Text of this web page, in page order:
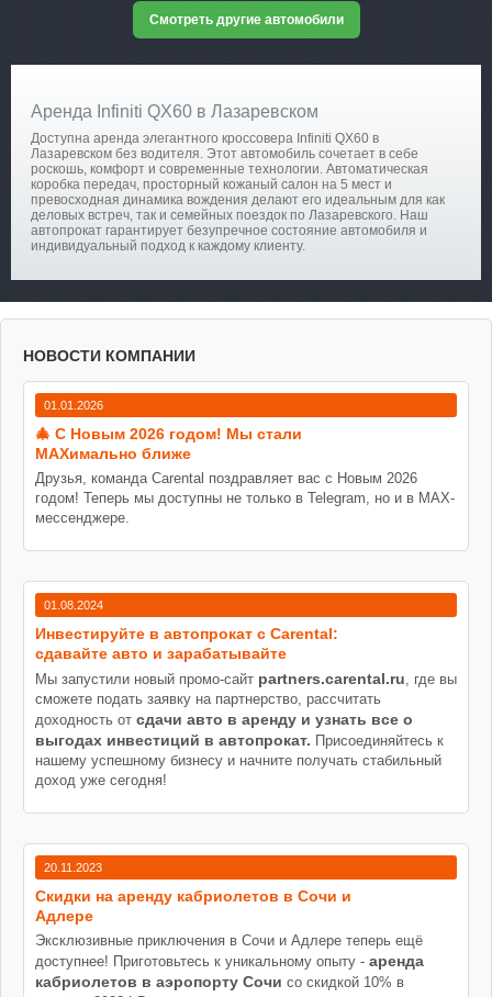
Смотреть другие автомобили
Аренда Infiniti QX60 в Лазаревском
Доступна аренда элегантного кроссовера Infiniti QX60 в
Лазаревском без водителя. Этот автомобиль сочетает в себе
роскошь, комфорт и современные технологии. Автоматическая
коробка передач, просторный кожаный салон на 5 мест и
превосходная динамика вождения делают его идеальным для как
деловых встреч, так и семейных поездок по Лазаревского. Наш
автопрокат гарантирует безупречное состояние автомобиля и
индивидуальный подход к каждому клиенту.
НОВОСТИ КОМПАНИИ
01.01.2026
🎄 С Новым 2026 годом! Мы стали
MAXимально ближе
Друзья, команда Carental поздравляет вас с Новым 2026
годом! Теперь мы доступны не только в Telegram, но и в MAX-
мессенджере.
01.08.2024
Инвестируйте в автопрокат с Carental:
сдавайте авто и зарабатывайте
Мы запустили новый промо-сайт partners.carental.ru, где вы
сможете подать заявку на партнерство, рассчитать
доходность от сдачи авто в аренду и узнать все о
выгодах инвестиций в автопрокат. Присоединяйтесь к
нашему успешному бизнесу и начните получать стабильный
доход уже сегодня!
20.11.2023
Cкидки на аренду кабриолетов в Сочи и
Адлере
Эксклюзивные приключения в Сочи и Адлере теперь ещё
доступнее! Приготовьтесь к уникальному опыту - аренда
кабриолетов в аэропорту Сочи со скидкой 10% в